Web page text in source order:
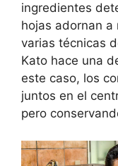
ingredientes
hojas adornan a
varias técnicas
Kato hace una
este caso, los
juntos en el
pero